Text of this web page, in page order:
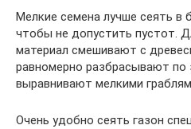
Мелкие семена лучше сеять в
чтобы не допустить пустот.
материал смешивают с
равномерно разбрасывают по
выравнивают мелкими
Очень удобно сеять газон